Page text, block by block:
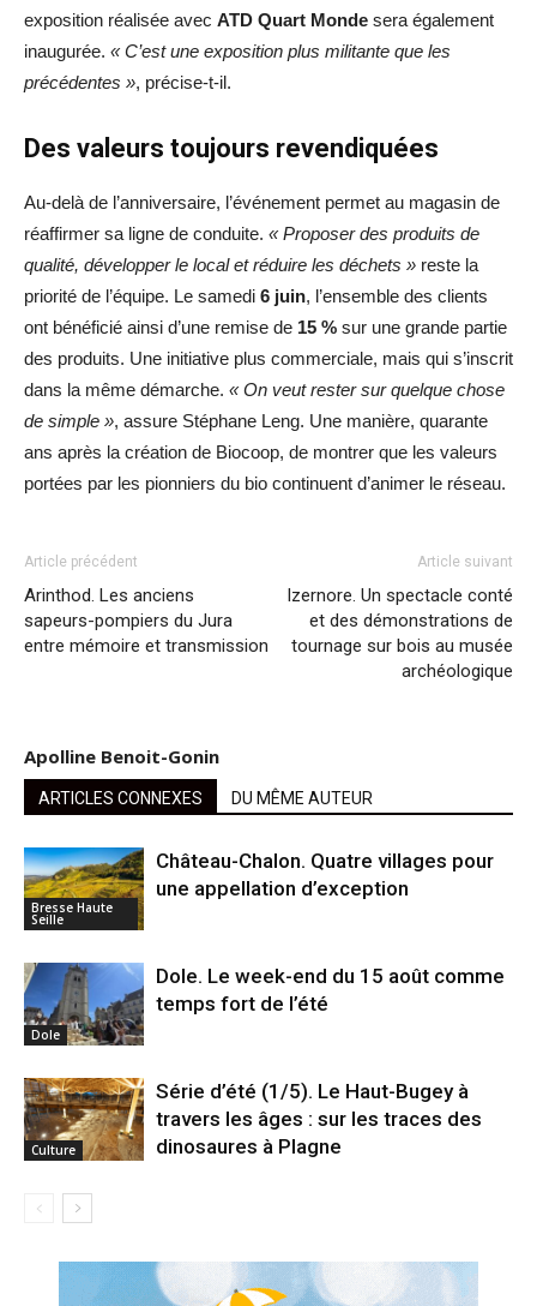
exposition réalisée avec ATD Quart Monde sera également
inaugurée. « C’est une exposition plus militante que les
précédentes », précise-t-il.
Des valeurs toujours revendiquées
Au-delà de l’anniversaire, l’événement permet au magasin de
réaffirmer sa ligne de conduite. « Proposer des produits de
qualité, développer le local et réduire les déchets » reste la
priorité de l’équipe. Le samedi 6 juin, l’ensemble des clients
ont bénéficié ainsi d’une remise de 15 % sur une grande partie
des produits. Une initiative plus commerciale, mais qui s’inscrit
dans la même démarche. « On veut rester sur quelque chose
de simple », assure Stéphane Leng. Une manière, quarante
ans après la création de Biocoop, de montrer que les valeurs
portées par les pionniers du bio continuent d’animer le réseau.
Article précédent
Arinthod. Les anciens
sapeurs-pompiers du Jura
entre mémoire et transmission
Article suivant
Izernore. Un spectacle conté
et des démonstrations de
tournage sur bois au musée
archéologique
Apolline Benoit-Gonin
ARTICLES CONNEXES DU MÊME AUTEUR
Bresse Haute
Seille
Château-Chalon. Quatre villages pour
une appellation d’exception
Dole
Dole. Le week-end du 15 août comme
temps fort de l’été
Culture
Série d’été (1/5). Le Haut-Bugey à
travers les âges : sur les traces des
dinosaures à Plagne